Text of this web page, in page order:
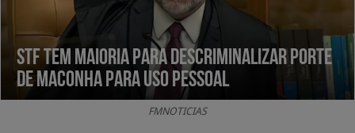
STF tem maioria para descriminalizar porte
de maconha para uso pessoal
FMNOTICIAS